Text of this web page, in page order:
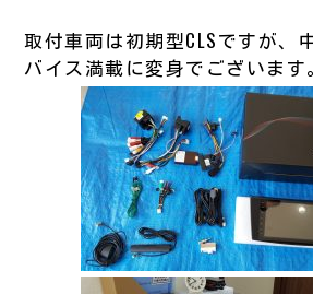
取付車両は初期型CLSですが、
バイス満載に変身でございます。